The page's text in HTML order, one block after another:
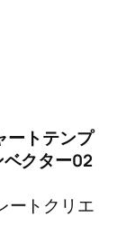
ートテンプ
クター02
ートクリエ